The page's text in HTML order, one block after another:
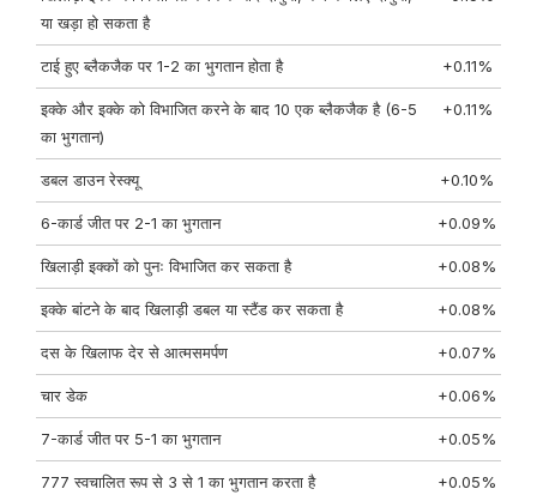
या खड़ा हो सकता है
टाई हुए ब्लैकजैक पर 1-2 का भुगतान होता है +0.11%
इक्के और इक्के को विभाजित करने के बाद 10 एक ब्लैकजैक है (6-5
का भुगतान)
+0.11%
डबल डाउन रेस्क्यू +0.10%
6-कार्ड जीत पर 2-1 का भुगतान +0.09%
खिलाड़ी इक्कों को पुनः विभाजित कर सकता है +0.08%
इक्के बांटने के बाद खिलाड़ी डबल या स्टैंड कर सकता है +0.08%
दस के खिलाफ देर से आत्मसमर्पण +0.07%
चार डेक +0.06%
7-कार्ड जीत पर 5-1 का भुगतान +0.05%
777 स्वचालित रूप से 3 से 1 का भुगतान करता है +0.05%